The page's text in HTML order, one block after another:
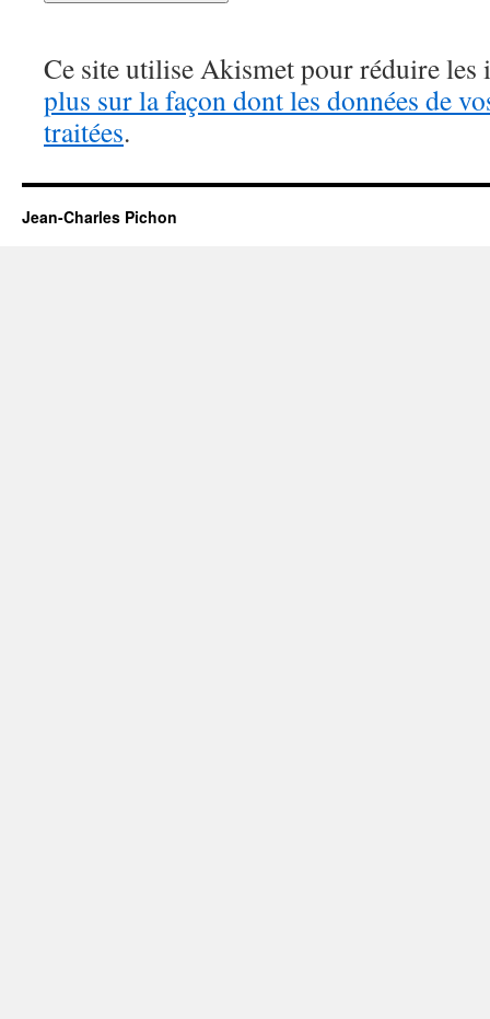
Ce site utilise Akismet pour réduire les
plus sur la façon dont les données de
traitées.
Jean-Charles Pichon